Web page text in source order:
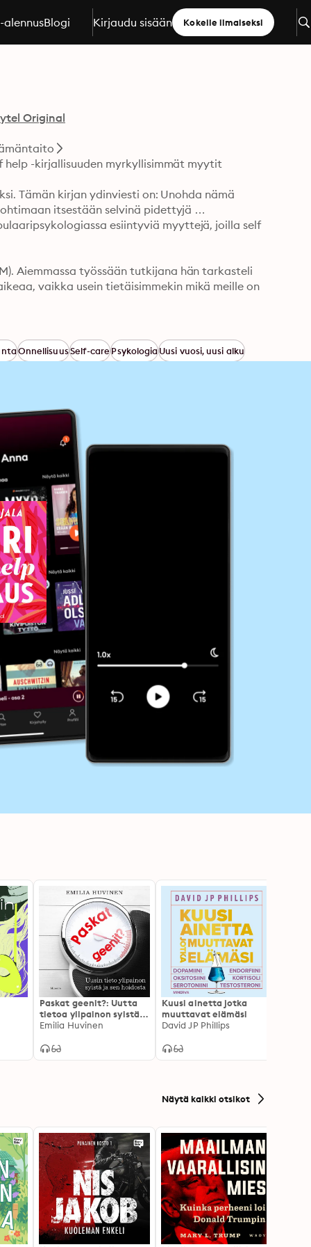
Blogi Kirjaudu sisään Kokeile ilmaiseksi
Original
-kirjallisuuden myrkyllisimmät myytit
Tämän kirjan ydinviesti on: Unohda nämä
itsestään selvinä pidettyjä
esiintyviä myyttejä, joilla self
Aiemmassa työssään tutkijana hän tarkasteli
vaikka usein tietäisimmekin mikä meille on
OnnellisuusSelf-carePsykologiaUusi vuosi, uusi alku
Paskat geenit?: Uutta
tietoa ylipainon syistä
ja sen hoidosta
Emilia Huvinen
Kuusi ainetta jotka
muuttavat elämäsi
David JP Phillips
Näytä kaikki otsikot